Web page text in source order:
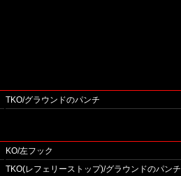
TKO/グラウンドのパンチ
KO/左フック
TKO(レフェリーストップ)/グラウンドのパンチ